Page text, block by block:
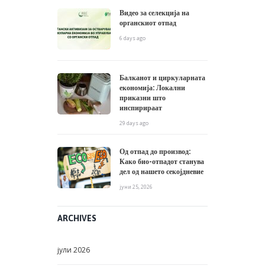
Видео за селекција на
органскиот отпад
6 days ago
Балканот и циркуларната
економија: Локални
приказни што
инспирираат
29 days ago
Од отпад до производ:
Како био-отпадот станува
дел од нашето секојдневие
јуни 25, 2026
ARCHIVES
јули 2026